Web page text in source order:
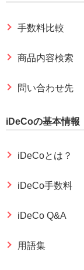
手数料比較
商品内容検索
問い合わせ先
iDeCoの基本情報
iDeCoとは？
iDeCo手数料
iDeCo Q&A
用語集